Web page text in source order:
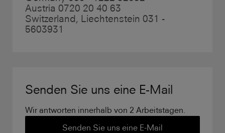
Austria 0720 20 40 63
Switzerland, Liechtenstein 031 -
5603931
Senden Sie uns eine E-Mail
Wir antworten innerhalb von 2 Arbeitstagen.
Senden Sie uns eine E-Mail